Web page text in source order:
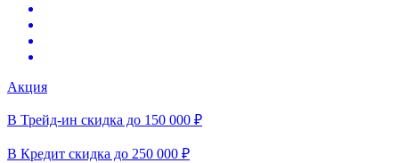
Акция
В Трейд-ин скидка до 150 000 ₽
В Кредит скидка до 250 000 ₽